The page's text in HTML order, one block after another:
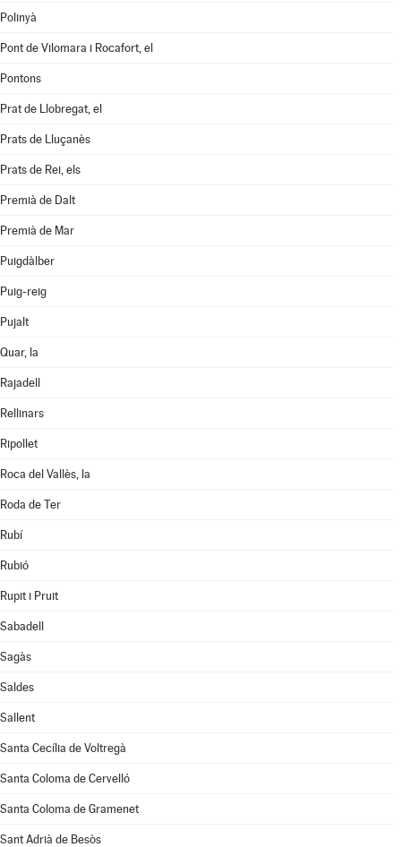
Polinyà
Pont de Vilomara i Rocafort, el
Pontons
Prat de Llobregat, el
Prats de Lluçanès
Prats de Rei, els
Premià de Dalt
Premià de Mar
Puigdàlber
Puig-reig
Pujalt
Quar, la
Rajadell
Rellinars
Ripollet
Roca del Vallès, la
Roda de Ter
Rubí
Rubió
Rupit i Pruit
Sabadell
Sagàs
Saldes
Sallent
Santa Cecília de Voltregà
Santa Coloma de Cervelló
Santa Coloma de Gramenet
Sant Adrià de Besòs